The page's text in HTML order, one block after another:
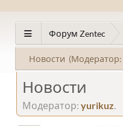
Форум Zentec
Новости (Модератор:
Новости
Модератор: yurikuz